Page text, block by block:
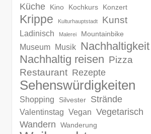
Küche
Kino Kochkurs Konzert
Krippe Kulturhauptstadt Kunst
Ladinisch Malerei Mountainbike
Museum Musik Nachhaltigkeit
Nachhaltig reisen Pizza
Restaurant Rezepte
Sehenswürdigkeiten
Shopping Silvester Strände
Valentinstag Vegan Vegetarisch
Wandern
Wanderung